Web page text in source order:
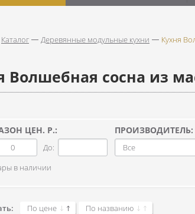
Каталог Деревянные модульные кухни Кухня
Волшебная сосна из
ЦЕН. Р.:
До:
ПРОИЗВОДИТЕЛЬ:
Все
в наличии
По цене По названию